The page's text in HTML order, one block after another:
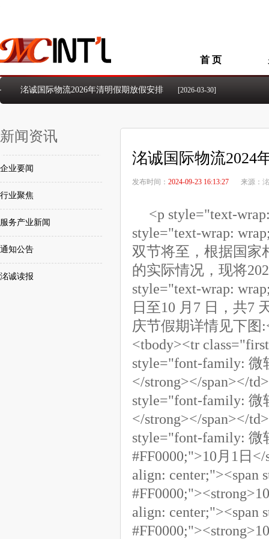
首 页
洺诚国际物流2026年清明假期放假安排 [2026-03-30]
洺诚国际物流2026年元旦假期放假安排[2026-01-01]
洺诚国际物流2024年国庆节放假安排的通知
2024年五一国际劳动节放假安排的通知 [2024-04-23]
洺诚国际物流2026年5.1国际劳动节放假安排
新闻资讯
企业要闻
行业聚焦
服务产业新闻
通知公告
洺诚读报
洺诚国际物流2024
发布时间： 2024-09-23 16:13:27 来源：
<p style="text-
style="text-wrap:
双节将至，根据国家
的实际情况，现将
style="text-wrap:
日至10 月7 日，共7
庆节假期详情见下图
<tbody><tr
style="font-family: 微
</strong></span></
style="font-family: 微
</strong></span></
style="font-family: 微
#FF0000;">10月1日
align:
align: